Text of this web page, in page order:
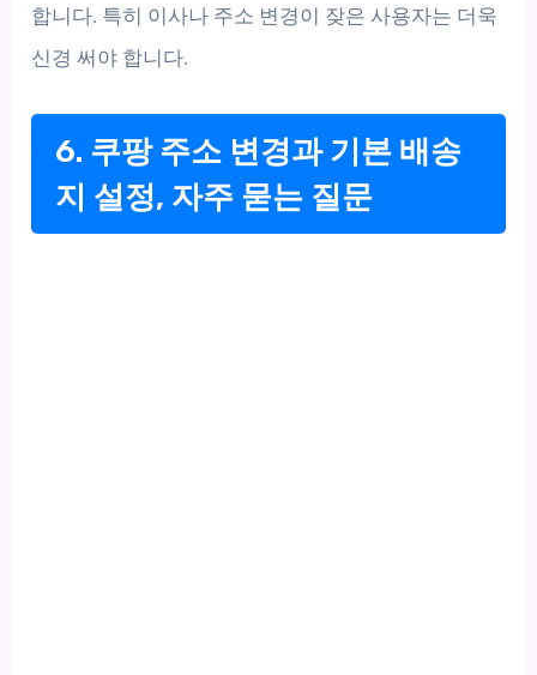
합니다. 특히 이사나 주소 변경이 잦은 사용자는 더욱
신경 써야 합니다.
6. 쿠팡 주소 변경과 기본 배송
지 설정, 자주 묻는 질문